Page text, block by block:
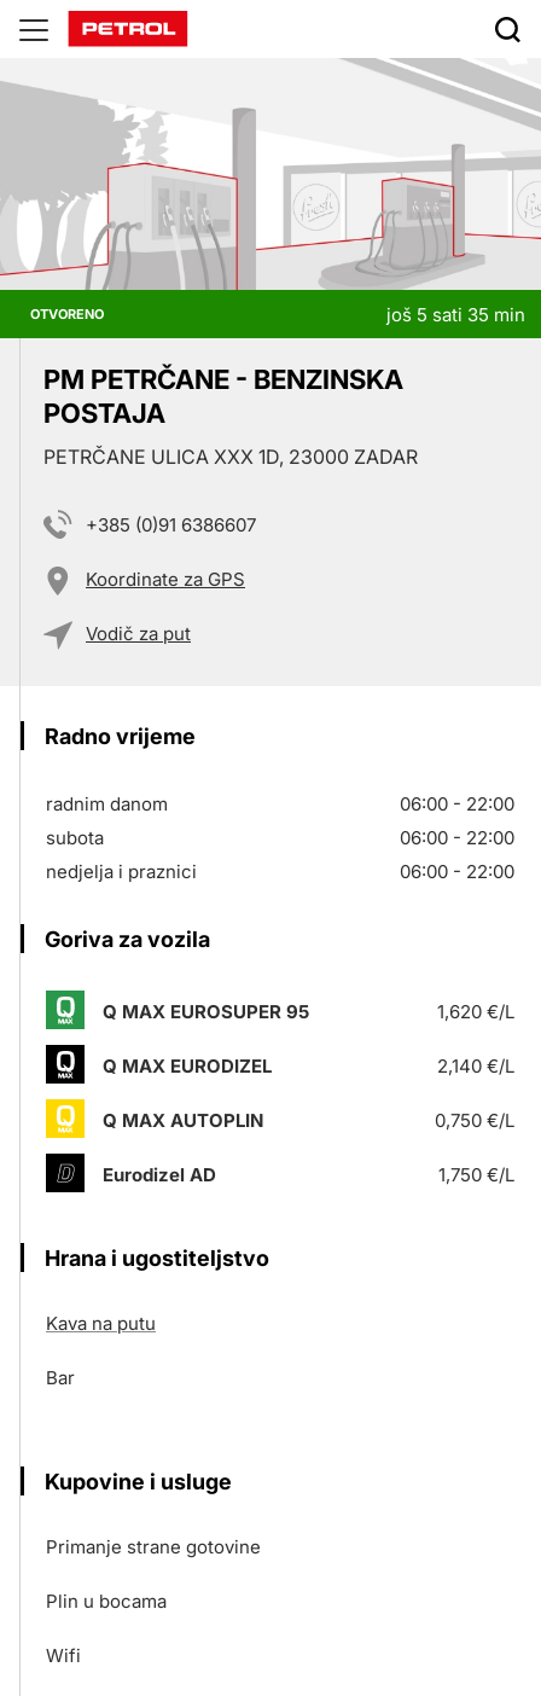
Prodajna
mjesta
OTVORENO još 5 sati 35 min
PM PETRČANE - BENZINSKA
POSTAJA
PETRČANE ULICA XXX 1D, 23000 ZADAR
+385 (0)91 6386607
Koordinate za GPS
Vodič za put
Radno vrijeme
radnim danom
06:00 - 22:00
subota
06:00 - 22:00
nedjelja i praznici
06:00 - 22:00
Goriva za vozila
Q MAX EUROSUPER 95 1,620 €/L
Q MAX EURODIZEL 2,140 €/L
Q MAX AUTOPLIN 0,750 €/L
Eurodizel AD 1,750 €/L
Hrana i ugostiteljstvo
Kava na putu
Bar
Kupovine i usluge
Primanje strane gotovine
Plin u bocama
Wifi